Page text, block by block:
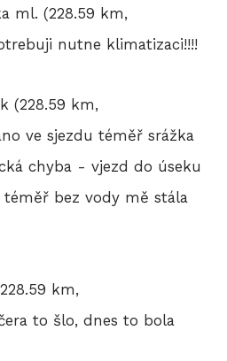
ml. (228.59 km,
nutne klimatizaci!!!!
(228.59 km,
ve sjezdu téměř srážka
chyba - vjezd do úseku
bez vody mě stála
km,
to šlo, dnes to bola